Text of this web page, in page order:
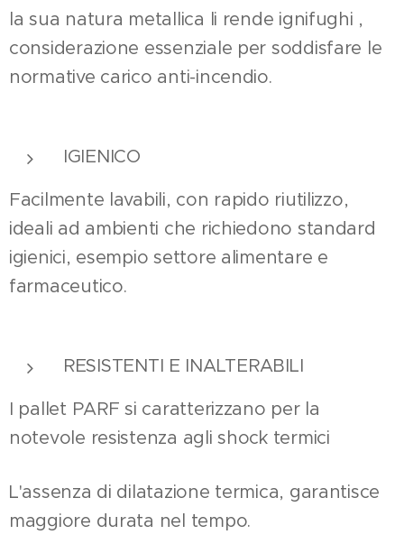
la sua natura metallica li rende ignifughi ,
considerazione essenziale per soddisfare le
normative carico anti-incendio.
IGIENICO
Facilmente lavabili, con rapido riutilizzo,
ideali ad ambienti che richiedono standard
igienici, esempio settore alimentare e
farmaceutico.
RESISTENTI E INALTERABILI
I pallet PARF si caratterizzano per la
notevole resistenza agli shock termici
L'assenza di dilatazione termica, garantisce
maggiore durata nel tempo.